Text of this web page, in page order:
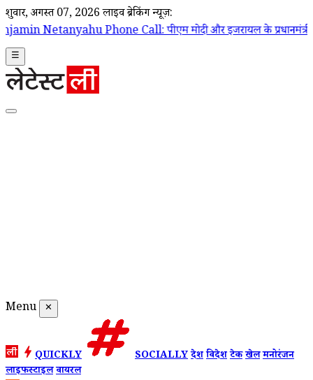
शुक्रवार, अगस्त 07, 2026 लाइव ब्रेकिंग न्यूज़:
Call: पीएम मोदी और इजरायल के प्रधानमंत्री बेंजामिन नेतन्याहू के बीच
☰
Menu ✕
QUICKLY SOCIALLYदेशविदेशटेकखेलमनोरंजन
लाइफस्टाइलवायरल